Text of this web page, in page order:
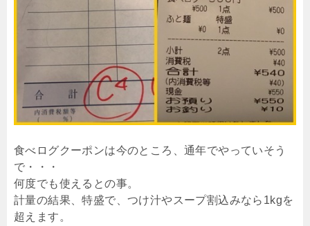
食べログクーポンは今のところ、通年でやっていそう
で・・・
何度でも使えるとの事。
計量の結果、特盛で、つけ汁やスープ割込みなら1kgを
超えます。